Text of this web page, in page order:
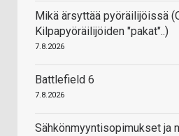
Mikä ärsyttää pyöräilijöissä
Kilpapyöräilijöiden "pakat"..)
7.8.2026
Battlefield 6
7.8.2026
Sähkönmyyntisopimukset ja